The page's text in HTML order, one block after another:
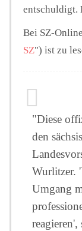
entschuldigt.
Bei SZ-
SZ") ist zu
"Diese
den
Wurlitzer.
Umgang
reagieren',